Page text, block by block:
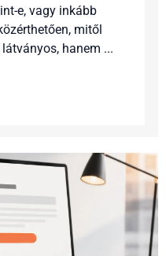
e, vagy inkább
mitől
hanem ...